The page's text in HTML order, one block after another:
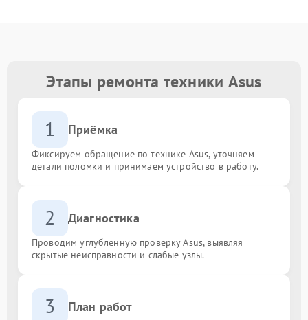
Этапы ремонта техники Asus
1 Приёмка
Фиксируем обращение по технике Asus, уточняем
детали поломки и принимаем устройство в работу.
2 Диагностика
Проводим углублённую проверку Asus, выявляя
скрытые неисправности и слабые узлы.
3 План работ